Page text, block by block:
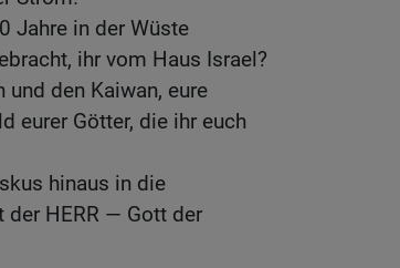
Jahre in der Wüste
ihr vom Haus Israel?
und den Kaiwan, eure
eurer Götter, die ihr euch
hinaus in die
der HERR — Gott der